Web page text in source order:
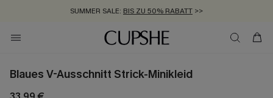
SUMMER SALE: BIS ZU 50% RABATT >>
ZUM NEWSLETTER:BIS ZU -20% EXTRA ERHALTEN
KOSTENLOSER VERSAND AB 89 €
Blaues V-Ausschnitt Strick-Minikleid